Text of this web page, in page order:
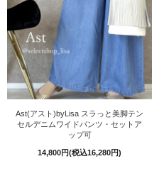
Ast(アスト)byLisa スラっと美脚テン
セルデニムワイドパンツ・セットア
ップ可
14,800円(税込16,280円)